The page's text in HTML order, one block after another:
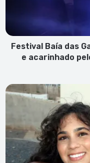
acarinhado
pelo
público
no
palco
Festival Baía das
e acarinhado
Amigas
turistas
para
Estados
Unidos